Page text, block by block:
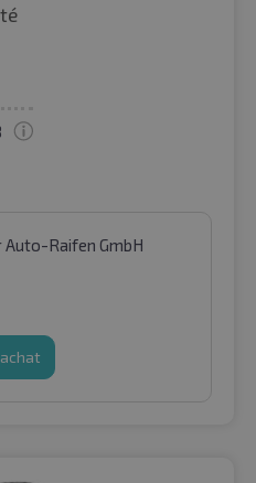
Auto-Raifen GmbH